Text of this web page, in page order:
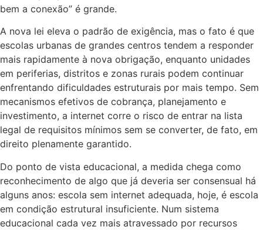
bem a conexão” é grande.
A nova lei eleva o padrão de exigência, mas o fato é que
escolas urbanas de grandes centros tendem a responder
mais rapidamente à nova obrigação, enquanto unidades
em periferias, distritos e zonas rurais podem continuar
enfrentando dificuldades estruturais por mais tempo. Sem
mecanismos efetivos de cobrança, planejamento e
investimento, a internet corre o risco de entrar na lista
legal de requisitos mínimos sem se converter, de fato, em
direito plenamente garantido.
Do ponto de vista educacional, a medida chega como
reconhecimento de algo que já deveria ser consensual há
alguns anos: escola sem internet adequada, hoje, é escola
em condição estrutural insuficiente. Num sistema
educacional cada vez mais atravessado por recursos